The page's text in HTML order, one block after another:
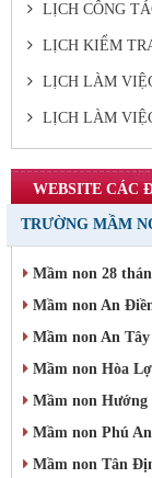
LỊCH CÔNG
LỊCH KIỂM
LỊCH LÀM
LỊCH LÀM
WEBSITE CÁC
TRƯỜNG MẦM
Mầm non 28
Mầm non An
Mầm non An Tây
Mầm non Hòa
Mầm non Hướng
Mầm non Phú An
Mầm non Tân